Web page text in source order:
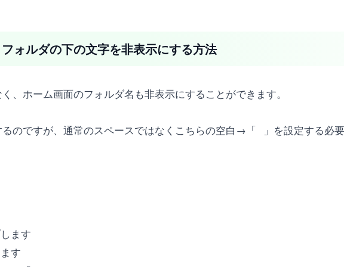
ォルダの下の文字を非表示にする方法
、ホーム画面のフォルダ名も非表示にすることができます。
のですが、通常のスペースではなくこちらの空白→「⠀」を設定する必要
ます
す